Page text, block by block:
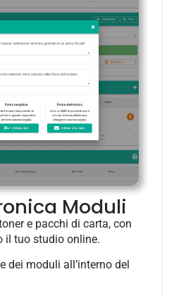
Moduli
e pacchi di carta, con
il tuo studio online.
dei moduli all’interno del